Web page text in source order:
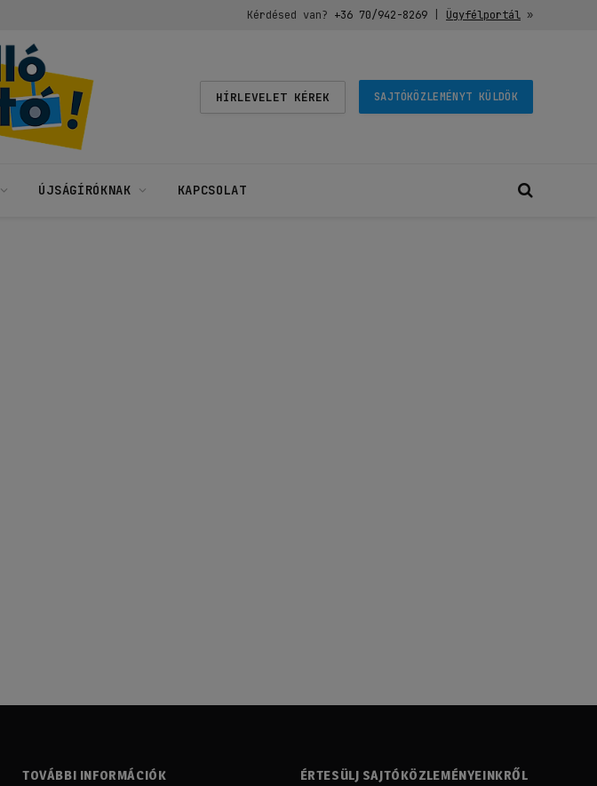
Kérdésed van? +36 70/942-8269| Ügyfélportál»
HÍRLEVELET KÉREK SAJTÓKÖZLEMÉNYT KÜLDÖK
ÚJSÁGÍRÓKNAK KAPCSOLAT
TOVÁBBI INFORMÁCIÓK ÉRTESÜLJ SAJTÓKÖZLEMÉNYEINKRŐL